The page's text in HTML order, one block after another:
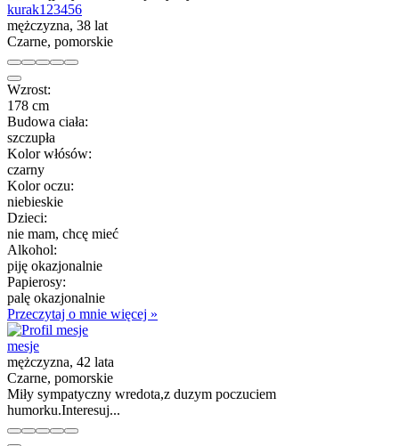
kurak123456
mężczyzna, 38 lat
Czarne, pomorskie
Wzrost:
178 cm
Budowa ciała:
szczupła
Kolor włósów:
czarny
Kolor oczu:
niebieskie
Dzieci:
nie mam, chcę mieć
Alkohol:
piję okazjonalnie
Papierosy:
palę okazjonalnie
Przeczytaj o mnie więcej »
mesje
mężczyzna, 42 lata
Czarne, pomorskie
Miły sympatyczny wredota,z duzym poczuciem
humorku.Interesuj...